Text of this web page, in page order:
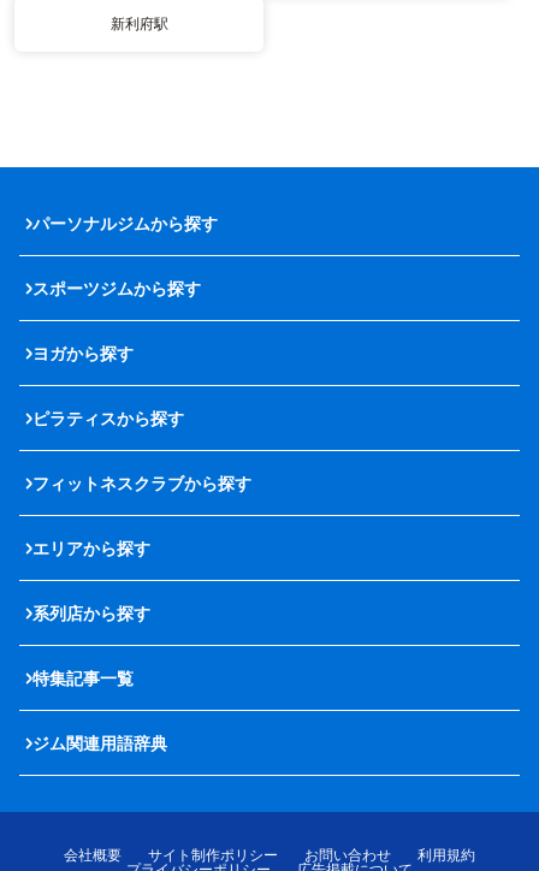
新利府駅
パーソナルジムから探す
スポーツジムから探す
ヨガから探す
ピラティスから探す
フィットネスクラブから探す
エリアから探す
系列店から探す
特集記事一覧
ジム関連用語辞典
会社概要 サイト制作ポリシー お問い合わせ
利用規約